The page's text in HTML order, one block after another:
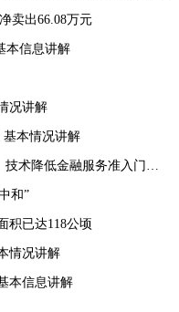
卖出66.08万元
本信息讲解
况讲解
基本情况讲解
门槛 提升金融服务的普惠性和可得性
和”
积已达118公顷
情况讲解
本信息讲解